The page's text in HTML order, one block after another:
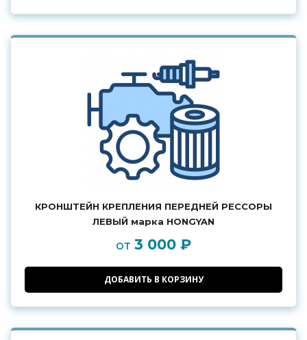
КРОНШТЕЙН КРЕПЛЕНИЯ ПЕРЕДНЕЙ РЕССОРЫ
ЛЕВЫЙ марка HONGYAN
от 3 000 ₽
ДОБАВИТЬ В КОРЗИНУ